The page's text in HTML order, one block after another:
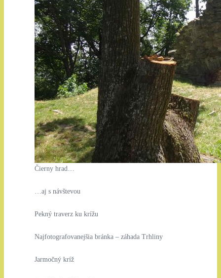
Čierny hrad…
…aj s návštevou
Pekný traverz ku krížu
Najfotografovanejšia bránka – záhada Trhliny
Jarmočný kríž